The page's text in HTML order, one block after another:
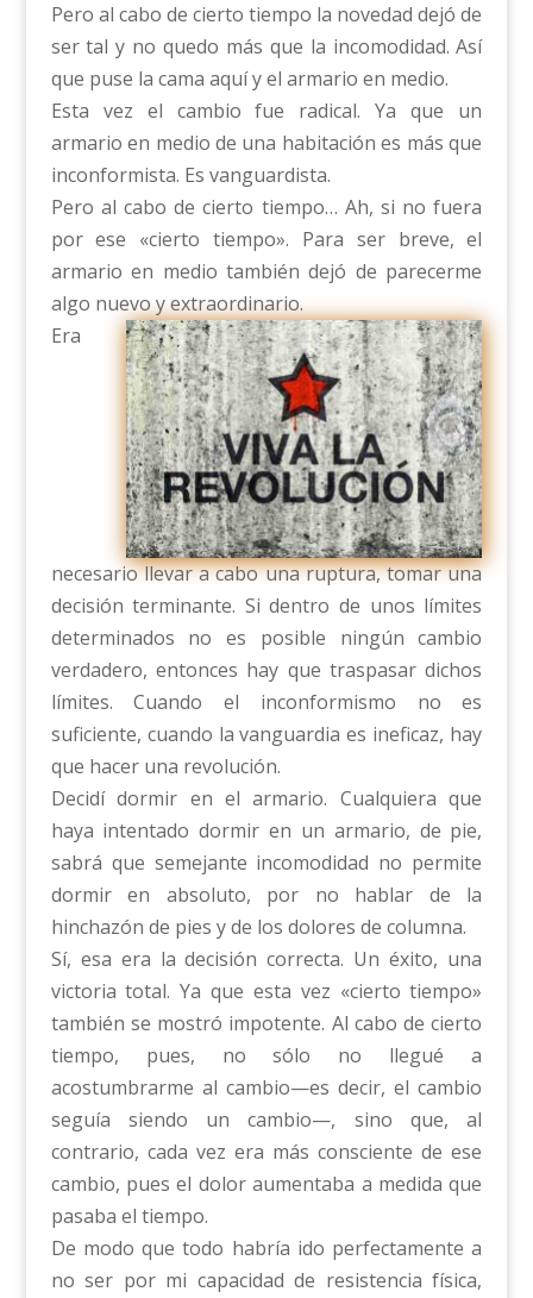
Pero al cabo de cierto tiempo la novedad dejó de
ser tal y no quedo más que la incomodidad. Así
que puse la cama aquí y el armario en medio.
Esta vez el cambio fue radical. Ya que un
armario en medio de una habitación es más que
inconformista. Es vanguardista.
Pero al cabo de cierto tiempo… Ah, si no fuera
por ese «cierto tiempo». Para ser breve, el
armario en medio también dejó de parecerme
algo nuevo y extraordinario.
Era
necesario llevar a cabo una ruptura, tomar una
decisión terminante. Si dentro de unos límites
determinados no es posible ningún cambio
verdadero, entonces hay que traspasar dichos
límites. Cuando el inconformismo no es
suficiente, cuando la vanguardia es ineficaz, hay
que hacer una revolución.
Decidí dormir en el armario. Cualquiera que
haya intentado dormir en un armario, de pie,
sabrá que semejante incomodidad no permite
dormir en absoluto, por no hablar de la
hinchazón de pies y de los dolores de columna.
Sí, esa era la decisión correcta. Un éxito, una
victoria total. Ya que esta vez «cierto tiempo»
también se mostró impotente. Al cabo de cierto
tiempo, pues, no sólo no llegué a
acostumbrarme al cambio—es decir, el cambio
seguía siendo un cambio—, sino que, al
contrario, cada vez era más consciente de ese
cambio, pues el dolor aumentaba a medida que
pasaba el tiempo.
De modo que todo habría ido perfectamente a
no ser por mi capacidad de resistencia física,